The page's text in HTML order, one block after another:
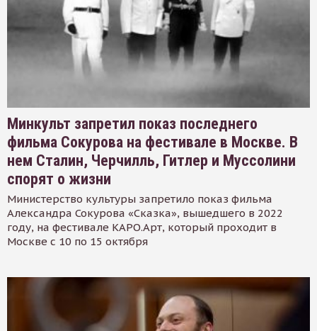
Минкульт запретил показ последнего
фильма Сокурова на фестивале в Москве. В
нем Сталин, Черчилль, Гитлер и Муссолини
спорят о жизни
Министерство культуры запретило показ фильма
Александра Сокурова «Сказка», вышедшего в 2022
году, на фестивале КАРО.Арт, который проходит в
Москве с 10 по 15 октября